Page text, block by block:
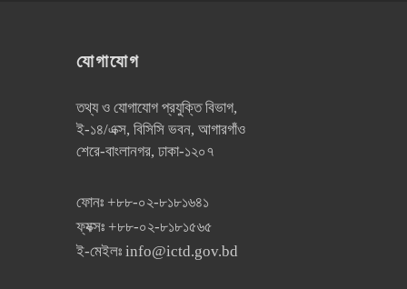
যোগাযোগ
তথ্য ও যোগাযোগ প্রযুক্তি বিভাগ,
ই-১৪/এক্স, বিসিসি ভবন, আগারগাঁও
শেরে-বাংলানগর, ঢাকা-১২০৭
ফোনঃ +৮৮-০২-৮১৮১৬৪১
ফ্যক্সঃ +৮৮-০২-৮১৮১৫৬৫
ই-মেইলঃ info@ictd.gov.bd